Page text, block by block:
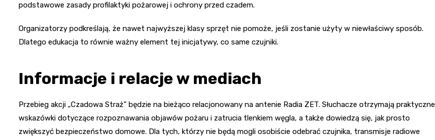
podstawowe zasady profilaktyki pożarowej i ochrony przed czadem.
Organizatorzy podkreślają, że nawet najwyższej klasy sprzęt nie pomoże, jeśli zostanie użyty w niewłaściwy sposób.
Dlatego edukacja to równie ważny element tej inicjatywy, co same czujniki.
Informacje i relacje w mediach
Przebieg akcji „Czadowa Straż” będzie na bieżąco relacjonowany na antenie Radia ZET. Słuchacze otrzymają praktyczne
wskazówki dotyczące rozpoznawania objawów pożaru i zatrucia tlenkiem węgla, a także dowiedzą się, jak prosto
zwiększyć bezpieczeństwo domowe. Dla tych, którzy nie będą mogli osobiście odebrać czujnika, transmisje radiowe